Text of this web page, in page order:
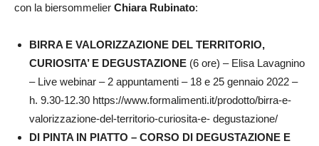
con la biersommelier Chiara Rubinato:
BIRRA E VALORIZZAZIONE DEL TERRITORIO,
CURIOSITA’ E DEGUSTAZIONE (6 ore) – Elisa Lavagnino
– Live webinar – 2 appuntamenti – 18 e 25 gennaio 2022 –
h. 9.30-12.30 https://www.formalimenti.it/prodotto/birra-e-
valorizzazione-del-territorio-curiosita-e- degustazione/
DI PINTA IN PIATTO – CORSO DI DEGUSTAZIONE E